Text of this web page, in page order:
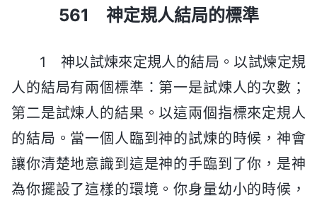
561 神定規人結局的標準
1 神以試煉來定規人的結局。以試煉定規
人的結局有兩個標準：第一是試煉人的次數；
第二是試煉人的結果。以這兩個指標來定規人
的結局。當一個人臨到神的試煉的時候，神會
讓你清楚地意識到這是神的手臨到了你，是神
為你擺設了這樣的環境。你身量幼小的時候，